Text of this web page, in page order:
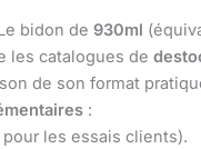
bidon de 930ml
les catalogues de
de son format
:
pour les essais clients).